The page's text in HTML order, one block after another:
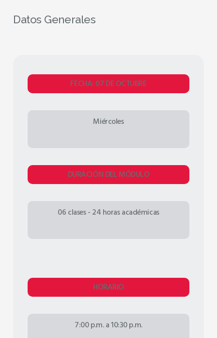
Datos Generales
FECHA: 07 DE OCTUBRE
Miércoles
DURACIÓN DEL MÓDULO
06 clases - 24 horas académicas
HORARIO
7:00 p.m. a 10:30 p.m.